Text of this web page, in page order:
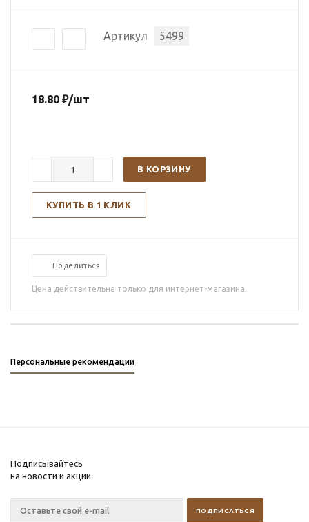
Артикул 5499
18.80 ₽/шт
В КОРЗИНУ
КУПИТЬ В 1 КЛИК
Поделиться
Цена действительна только для интернет-магазина.
Персональные рекомендации
Подписывайтесь
на новости и акции